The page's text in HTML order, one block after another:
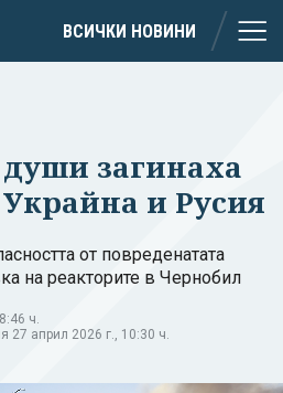
ВСИЧКИ НОВИНИ
загинаха
и Русия
от повреденатата
на реакторите в Чернобил
ч.
27 април 2026 г., 10:30 ч.